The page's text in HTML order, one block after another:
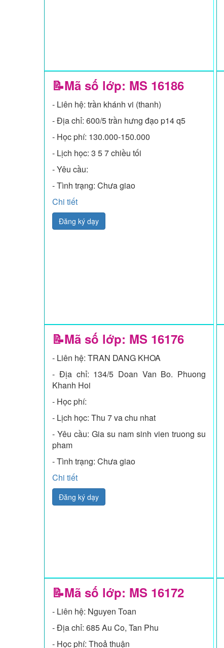
📝Mã số lớp: MS 16186
- Liên hệ: trần khánh vi (thanh)
- Địa chỉ: 600/5 trần hưng đạo p14 q5
- Học phí: 130.000-150.000
- Lịch học: 3 5 7 chiều tối
- Yêu cầu:
- Tình trạng: Chưa giao
Chi tiết
Đăng ký dạy
📝Mã số lớp: MS 16176
- Liên hệ: TRAN DANG KHOA
- Địa chỉ: 134/5 Doan Van Bo. Phuong
Khanh Hoi
- Học phí:
- Lịch học: Thu 7 va chu nhat
- Yêu cầu: Gia su nam sinh vien truong su
pham
- Tình trạng: Chưa giao
Chi tiết
Đăng ký dạy
📝Mã số lớp: MS 16172
- Liên hệ: Nguyen Toan
- Địa chỉ: 685 Au Co, Tan Phu
- Học phí: Thoả thuận